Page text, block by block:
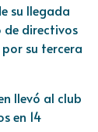
su llegada
de directivos
su tercera
llevó al club
en 14